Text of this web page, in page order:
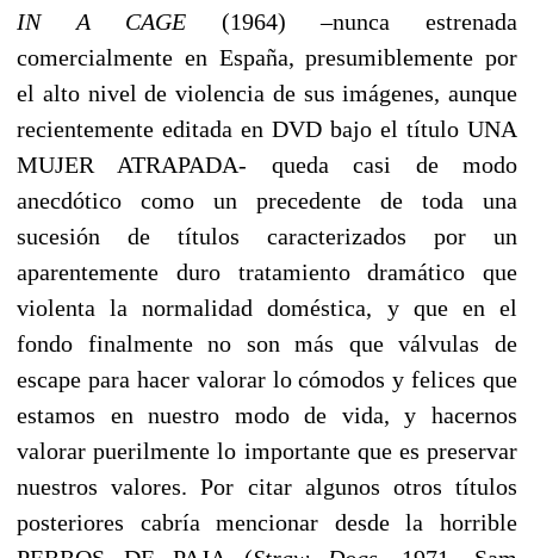
IN A CAGE (1964) –nunca estrenada
comercialmente en España, presumiblemente por
el alto nivel de violencia de sus imágenes, aunque
recientemente editada en DVD bajo el título UNA
MUJER ATRAPADA- queda casi de modo
anecdótico como un precedente de toda una
sucesión de títulos caracterizados por un
aparentemente duro tratamiento dramático que
violenta la normalidad doméstica, y que en el
fondo finalmente no son más que válvulas de
escape para hacer valorar lo cómodos y felices que
estamos en nuestro modo de vida, y hacernos
valorar puerilmente lo importante que es preservar
nuestros valores. Por citar algunos otros títulos
posteriores cabría mencionar desde la horrible